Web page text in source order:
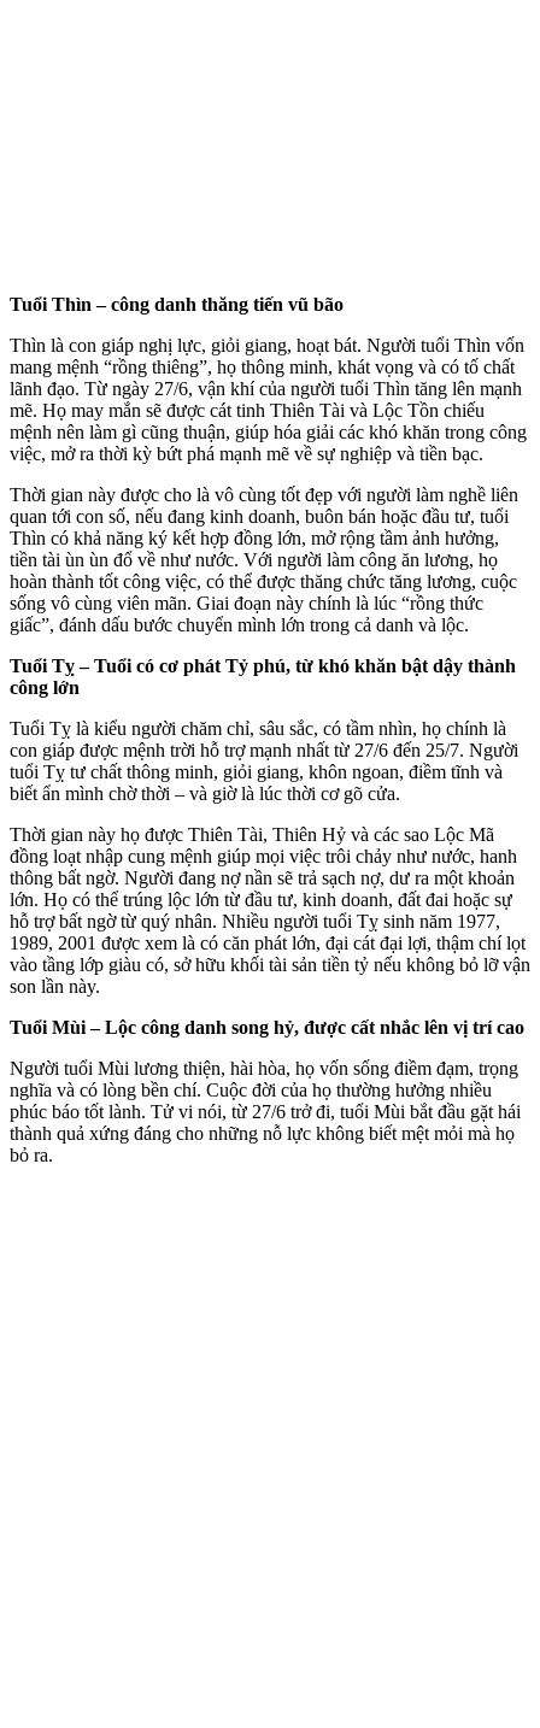
Tuổi Thìn – công danh thăng tiến vũ bão
Thìn là con giáp nghị lực, giỏi giang, hoạt bát. Người tuổi Thìn vốn
mang mệnh “rồng thiêng”, họ thông minh, khát vọng và có tố chất
lãnh đạo. Từ ngày 27/6, vận khí của người tuổi Thìn tăng lên mạnh
mẽ. Họ may mắn sẽ được cát tinh Thiên Tài và Lộc Tồn chiếu
mệnh nên làm gì cũng thuận, giúp hóa giải các khó khăn trong công
việc, mở ra thời kỳ bứt phá mạnh mẽ về sự nghiệp và tiền bạc.
Thời gian này được cho là vô cùng tốt đẹp với người làm nghề liên
quan tới con số, nếu đang kinh doanh, buôn bán hoặc đầu tư, tuổi
Thìn có khả năng ký kết hợp đồng lớn, mở rộng tầm ảnh hưởng,
tiền tài ùn ùn đổ về như nước. Với người làm công ăn lương, họ
hoàn thành tốt công việc, có thể được thăng chức tăng lương, cuộc
sống vô cùng viên mãn. Giai đoạn này chính là lúc “rồng thức
giấc”, đánh dấu bước chuyển mình lớn trong cả danh và lộc.
Tuổi Tỵ – Tuổi có cơ phát Tỷ phú, từ khó khăn bật dậy thành
công lớn
Tuổi Tỵ là kiểu người chăm chỉ, sâu sắc, có tầm nhìn, họ chính là
con giáp được mệnh trời hỗ trợ mạnh nhất từ 27/6 đến 25/7. Người
tuổi Tỵ tư chất thông minh, giỏi giang, khôn ngoan, điềm tĩnh và
biết ẩn mình chờ thời – và giờ là lúc thời cơ gõ cửa.
Thời gian này họ được Thiên Tài, Thiên Hỷ và các sao Lộc Mã
đồng loạt nhập cung mệnh giúp mọi việc trôi chảy như nước, hanh
thông bất ngờ. Người đang nợ nần sẽ trả sạch nợ, dư ra một khoản
lớn. Họ có thể trúng lộc lớn từ đầu tư, kinh doanh, đất đai hoặc sự
hỗ trợ bất ngờ từ quý nhân. Nhiều người tuổi Tỵ sinh năm 1977,
1989, 2001 được xem là có căn phát lớn, đại cát đại lợi, thậm chí lọt
vào tầng lớp giàu có, sở hữu khối tài sản tiền tỷ nếu không bỏ lỡ vận
son lần này.
Tuổi Mùi – Lộc công danh song hỷ, được cất nhắc lên vị trí cao
Người tuổi Mùi lương thiện, hài hòa, họ vốn sống điềm đạm, trọng
nghĩa và có lòng bền chí. Cuộc đời của họ thường hưởng nhiều
phúc báo tốt lành. Tử vi nói, từ 27/6 trở đi, tuổi Mùi bắt đầu gặt hái
thành quả xứng đáng cho những nỗ lực không biết mệt mỏi mà họ
bỏ ra.